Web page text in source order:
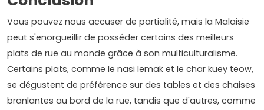
Vous pouvez nous accuser de partialité, mais la Malaisie
peut s'enorgueillir de posséder certains des meilleurs
plats de rue au monde grâce à son multiculturalisme.
Certains plats, comme le nasi lemak et le char kuey teow,
se dégustent de préférence sur des tables et des chaises
branlantes au bord de la rue, tandis que d'autres, comme